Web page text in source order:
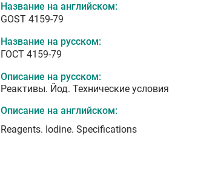
Название на английском:
GOST 4159-79
Название на русском:
ГОСТ 4159-79
Описание на русском:
Реактивы. Йод. Технические условия
Описание на английском:
Reagents. Iodine. Specifications